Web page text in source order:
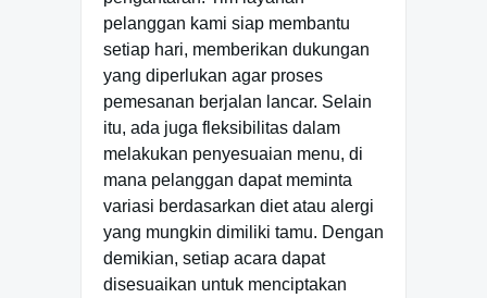
pelanggan kami siap membantu
setiap hari, memberikan dukungan
yang diperlukan agar proses
pemesanan berjalan lancar. Selain
itu, ada juga fleksibilitas dalam
melakukan penyesuaian menu, di
mana pelanggan dapat meminta
variasi berdasarkan diet atau alergi
yang mungkin dimiliki tamu. Dengan
demikian, setiap acara dapat
disesuaikan untuk menciptakan